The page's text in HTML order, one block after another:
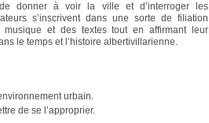
donner à voir la ville et d’interroger les
s’inscrivent dans une sorte de filiation
musique et des textes tout en affirmant leur
le temps et l’histoire albertivillarienne.
urbain.
de se l’approprier.